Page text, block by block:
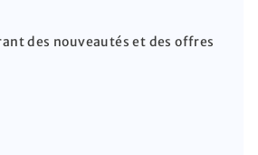
des nouveautés et des offres